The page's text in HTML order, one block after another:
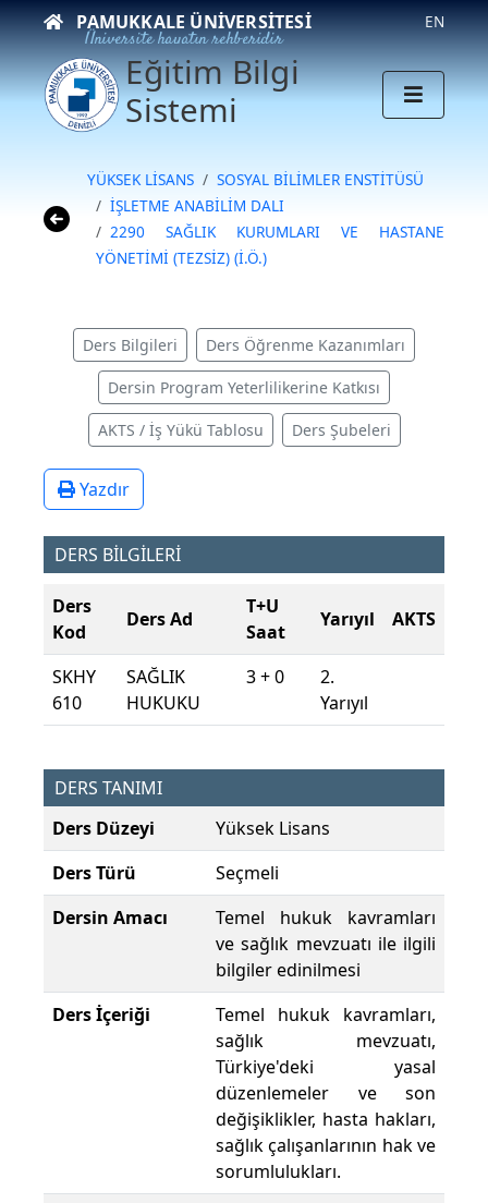
PAMUKKALE ÜNIVERSITESI
Üniversite hayatın rehberidir
EN
Eğitim Bilgi
Sistemi
YÜKSEK LİSANS
SOSYAL BİLİMLER ENSTİTÜSÜ
İŞLETME ANABİLİM DALI
2290 SAĞLIK KURUMLARI VE HASTANE
YÖNETİMİ (TEZSİZ) (İ.Ö.)
Ders Bilgileri Ders Öğrenme Kazanımları
Dersin Program Yeterlilikerine Katkısı
AKTS / İş Yükü Tablosu Ders Şubeleri
Yazdır
DERS BİLGİLERİ
Ders
Kod
Ders Ad
T+U
Saat
Yarıyıl AKTS
SKHY
610
SAĞLIK
HUKUKU
3 + 0
2.
Yarıyıl
DERS TANIMI
Ders Düzeyi
Yüksek Lisans
Ders Türü
Seçmeli
Dersin Amacı
Temel hukuk kavramları
ve sağlık mevzuatı ile ilgili
bilgiler edinilmesi
Ders İçeriği
Temel hukuk kavramları,
sağlık mevzuatı,
Türkiye'deki yasal
düzenlemeler ve son
değişiklikler, hasta hakları,
sağlık çalışanlarının hak ve
sorumlulukları.